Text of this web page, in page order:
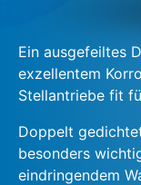
Ein ausgefeiltes
exzellentem
Stellantriebe fit
Doppelt
besonders
eindringendem